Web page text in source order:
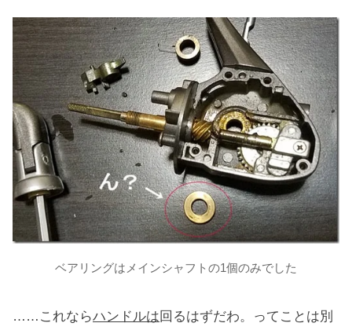
ベアリングはメインシャフトの1個のみでした
……これならハンドルは回るはずだわ。ってことは別